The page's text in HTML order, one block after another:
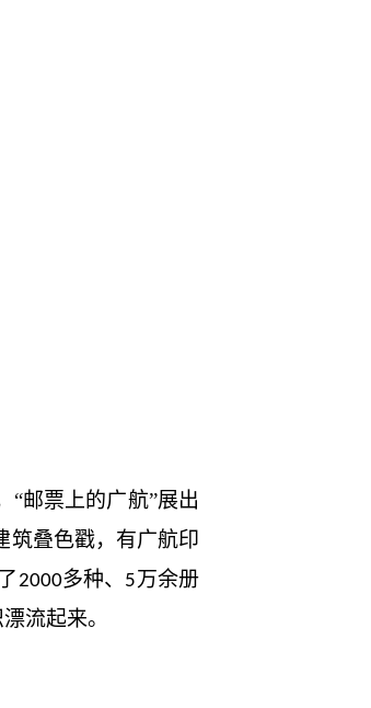
邮票上的广航”展出
筑叠色戳，有广航印
2000多种、 5万余册
流起来。